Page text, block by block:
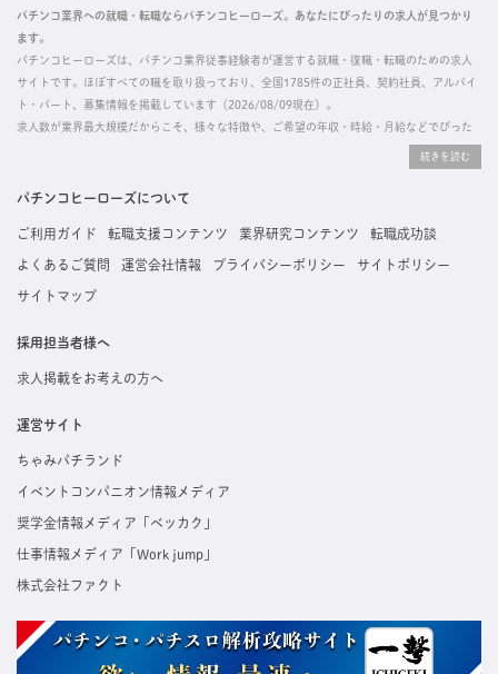
パチンコ業界への就職・転職ならパチンコヒーローズ。あなたにぴったりの求人が見つかり
ます。
パチンコヒーローズは、パチンコ業界従事経験者が運営する就職・復職・転職のための求人
サイトです。ほぼすべての職を取り扱っており、全国1785件の正社員、契約社員、アルバイ
ト・パート、募集情報を掲載しています（2026/08/09現在）。
求人数が業界最大規模だからこそ、様々な特徴や、ご希望の年収・時給・月給などでぴった
掲載している求人は、すべて契約法人様から寄せられた正規の求人情報です。応募いただい
た内容はすぐに直接事業所に届くためスムーズに転職・復職できます。
パチンコヒーローズについて
ご利用ガイド 転職支援コンテンツ 業界研究コンテンツ 転職成功談
よくあるご質問 運営会社情報 プライバシーポリシー サイトポリシー
サイトマップ
採用担当者様へ
求人掲載をお考えの方へ
運営サイト
ちゃみパチランド
イベントコンパニオン情報メディア
奨学金情報メディア「ベッカク」
仕事情報メディア「Work jump」
株式会社ファクト